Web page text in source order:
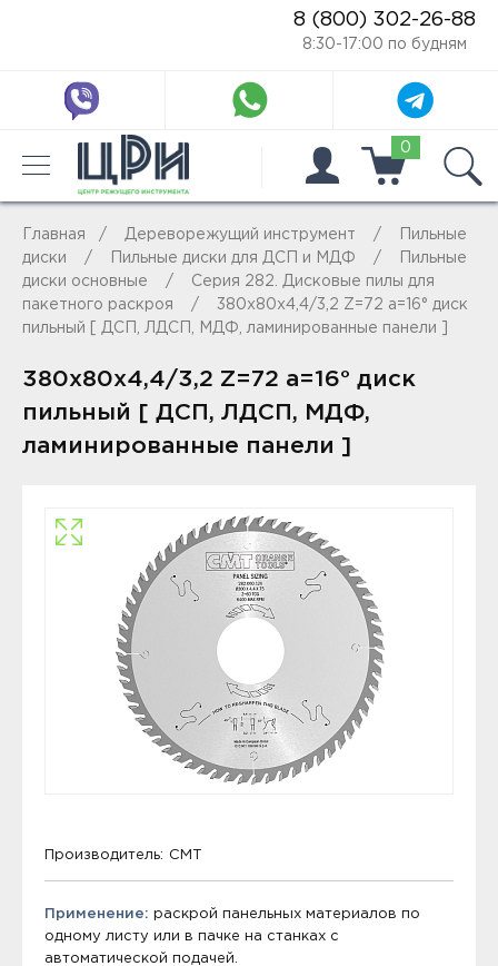
8 (800) 302-26-88
8:30-17:00 по будням
0
Главная Дереворежущий инструмент
Пильные
диски
Пильные диски для ДСП и МДФ
Пильные
диски основные
Серия 282. Дисковые пилы для
пакетного раскроя
380x80x4,4/3,2 Z=72 a=16° диск
пильный [ ДСП, ЛДСП, МДФ, ламинированные панели ]
380x80x4,4/3,2 Z=72 a=16° диск
пильный [ ДСП, ЛДСП, МДФ,
ламинированные панели ]
Производитель: CMT
Применение: раскрой панельных материалов по
одному листу или в пачке на станках с
автоматической подачей.